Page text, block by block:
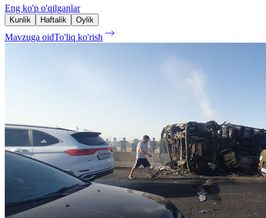
Eng ko'p o'qilganlar
Kunlik Haftalik Oylik
Mavzuga oidTo'liq ko'rish